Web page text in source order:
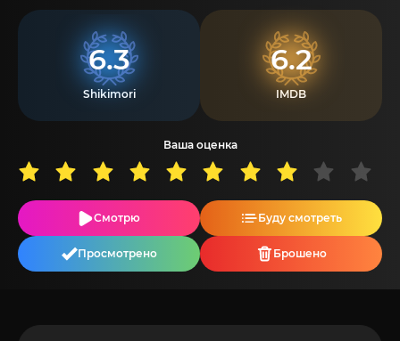
6.3
Shikimori
6.2
IMDB
Ваша оценка
Смотрю Буду смотреть
Просмотрено Брошено